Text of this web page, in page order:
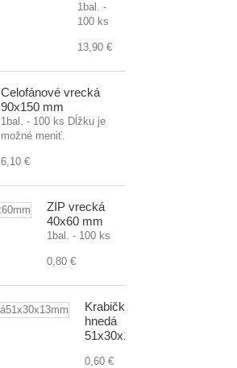
1bal. -
100 ks
13,90 €
Celofánové vrecká
90x150 mm
1bal. - 100 ks Dĺžku je
možné meniť.
6,10 €
ZIP vrecká
40x60 mm
1bal. - 100 ks
0,80 €
Krabička
hnedá
51x30x13mm
0,60 €